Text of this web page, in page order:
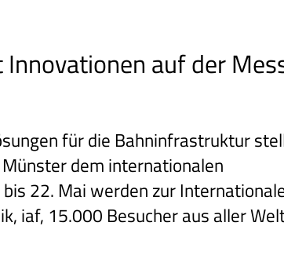
auf der
für die Bahninfrastruktur
dem internationalen
22. Mai werden zur
iaf, 15.000 Besucher aus aller